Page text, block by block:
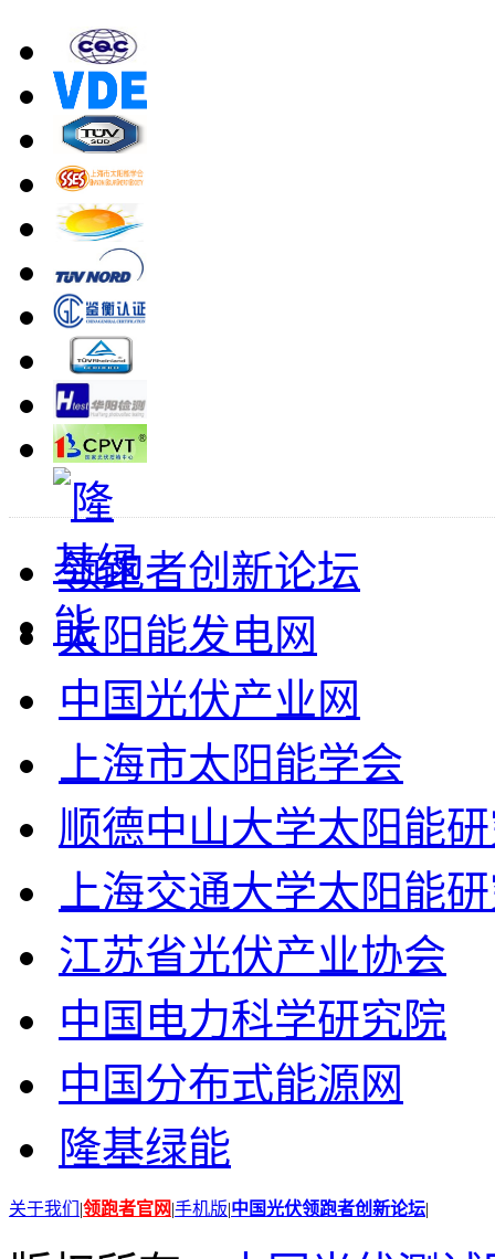
领跑者创新论坛
太阳能发电网
中国光伏产业网
上海市太阳能学会
顺德中山大学太阳能
上海交通大学太阳能
江苏省光伏产业协会
中国电力科学研究院
中国分布式能源网
隆基绿能
关于我们 |领跑者官网|手机版|中国光伏领跑者创新论坛|